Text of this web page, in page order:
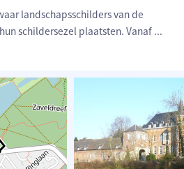
landschapsschilders van de
schildersezel plaatsten. Vanaf ...